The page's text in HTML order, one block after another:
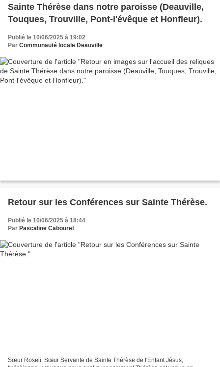
Sainte Thérèse dans notre paroisse (Deauville,
Touques, Trouville, Pont-l'évêque et Honfleur).
Publié le 10/06/2025 à 19:02
Par Communauté locale Deauville
Retour sur les Conférences sur Sainte Thérèse.
Publié le 10/06/2025 à 18:44
Par Pascaline Cabouret
Sœur Roseli, Sœur Servante de Sainte Thérèse de l'Enfant Jésus,